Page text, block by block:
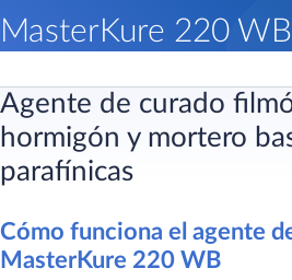
MasterKure 220 WB
Agente de curado
hormigón y mortero
parafínicas
Cómo funciona el agente
MasterKure 220 WB